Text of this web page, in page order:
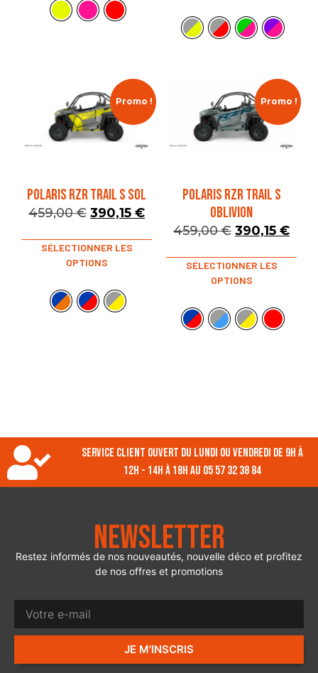
Promo !
POLARIS RZR TRAIL S SOL
459,00€ 390,15 €
SÉLECTIONNER LES
OPTIONS
Promo !
POLARIS RZR TRAIL S
OBLIVION
459,00€ 390,15 €
SÉLECTIONNER LES
OPTIONS
Service client ouvert du lundi ou vendredi de 9h à
12h - 14h à 18h au 05 57 32 38 84
Newsletter
Restez informés de nos nouveautés, nouvelle déco et profitez
de nos offres et promotions
JE M'INSCRIS